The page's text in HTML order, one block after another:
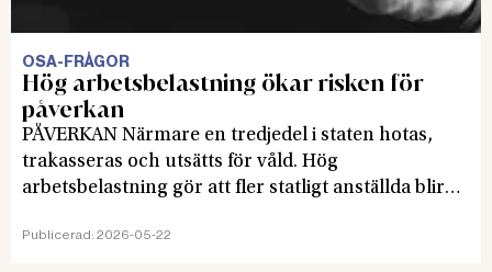
OSA-FRÅGOR
Hög arbetsbelastning ökar risken för
påverkan
PÅVERKAN Närmare en tredjedel i staten hotas,
trakasseras och utsätts för våld. Hög
arbetsbelastning gör att fler statligt anställda blir
påtryckningar. Det visar Fackförbundet ST:s årliga
Publicerad: 2026-05-22